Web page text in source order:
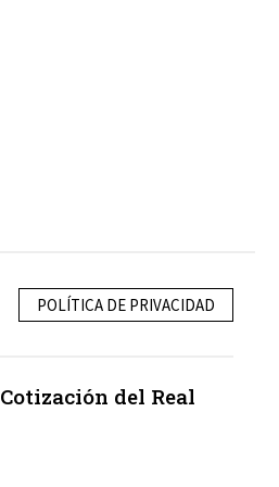
POLÍTICA DE PRIVACIDAD
Cotización del Real